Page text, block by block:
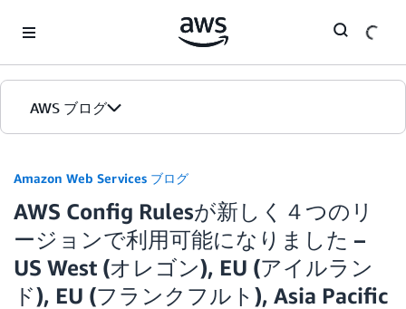
AWS ブログ
カテゴリ
エディション
Amazon Web Services ブログ
AWS Config Rulesが新しく４つのリ
ージョンで利用可能になりました –
US West (オレゴン), EU (アイルラン
ド), EU (フランクフルト), Asia Pacific